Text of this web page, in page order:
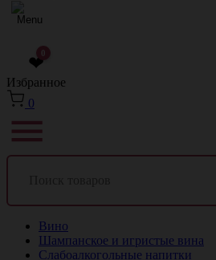
❤
0
Избранное
0
Вино
Шампанское и игристые вина
Слабоалкогольные напитки